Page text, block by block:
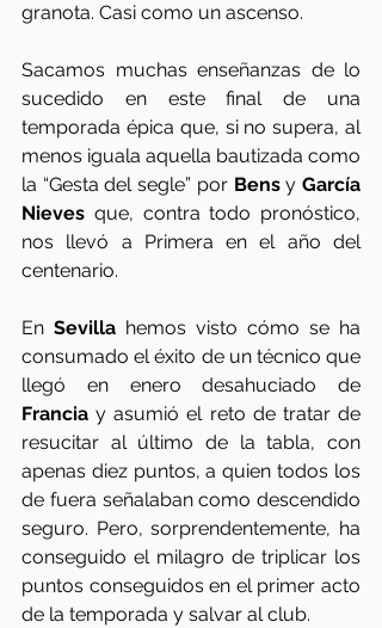
granota. Casi como un ascenso.
Sacamos muchas enseñanzas de lo
sucedido en este final de una
temporada épica que, si no supera, al
menos iguala aquella bautizada como
la “Gesta del segle” por Bens y García
Nieves que, contra todo pronóstico,
nos llevó a Primera en el año del
centenario.
En Sevilla hemos visto cómo se ha
consumado el éxito de un técnico que
Francia y asumió el reto de tratar de
resucitar al último de la tabla, con
apenas diez puntos, a quien todos los
de fuera señalaban como descendido
seguro. Pero, sorprendentemente, ha
conseguido el milagro de triplicar los
puntos conseguidos en el primer acto
de la temporada y salvar al club.